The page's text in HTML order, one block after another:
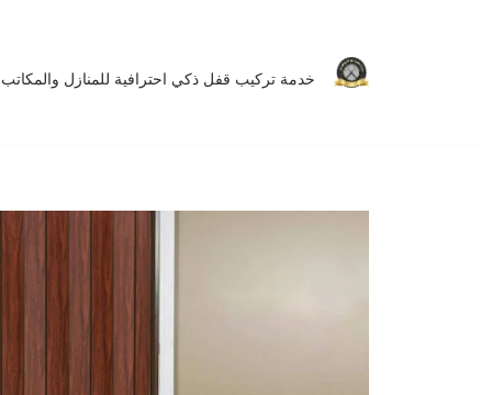
خدمة تركيب قفل ذكي احترافية للمنازل والمكاتب